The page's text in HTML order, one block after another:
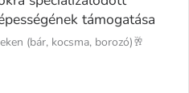
támogatása
(bár, kocsma, borozó)🥂